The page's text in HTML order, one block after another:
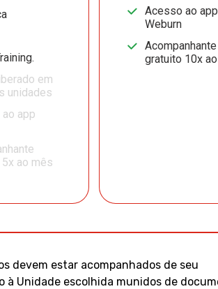
em
unidades
app
ao mês
Acesso ao app
Weburn
Acompanhante
gratuito 10x
devem estar acompanhados de seu
à Unidade escolhida munidos de